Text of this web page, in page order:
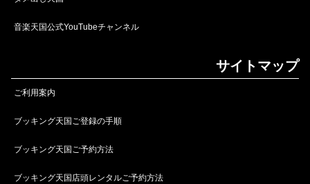
音楽天国公式YouTubeチャンネル
サイトマップ
ご利用案内
ブッキング天国ご登録の手順
ブッキング天国ご予約方法
ブッキング天国店頭レンタルご予約方法